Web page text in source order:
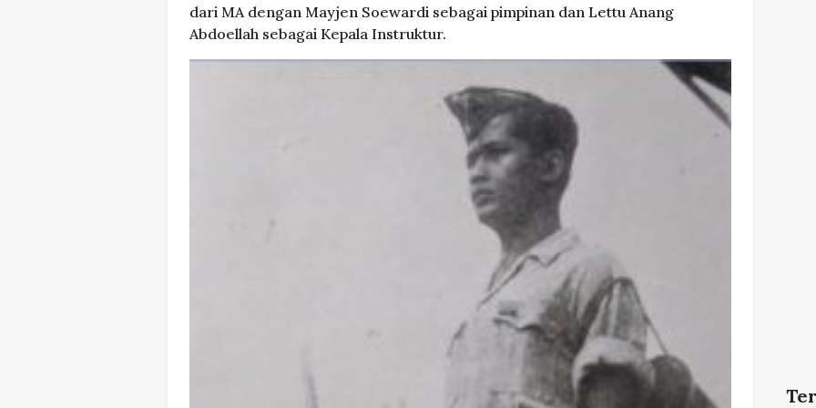
dari MA dengan Mayjen Soewardi sebagai pimpinan dan Lettu Anang
Abdoellah sebagai Kepala Instruktur.